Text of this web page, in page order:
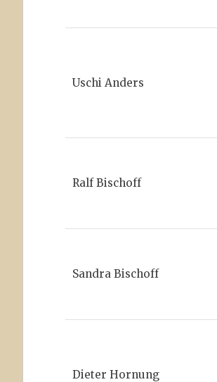
Uschi Anders
Ralf Bischoff
Sandra Bischoff
Dieter Hornung